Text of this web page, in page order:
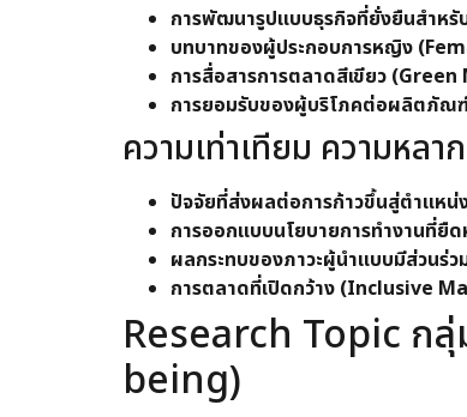
การพัฒนารูปแบบธุรกิจที่ยั่งยืนสำหรั
บทบาทของผู้ประกอบการหญิง
การสื่อสารการตลาดสีเขียว
การยอมรับของผู้บริโภคต่อผลิตภัณ
ความเท่าเทียม ความหล
ปัจจัยที่ส่งผลต่อการก้าวขึ้นสู่ตำแห
การออกแบบนโยบายการทำงานที่
ผลกระทบของภาวะผู้นำแบบมีส่วน
การตลาดที่เปิดกว้าง (Inclusive
Research Topic ก
being)